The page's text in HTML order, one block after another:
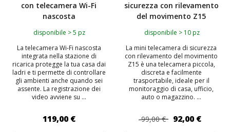
con telecamera Wi-Fi
nascosta
disponibile > 5 pz
La telecamera Wi-Fi nascosta
integrata nella stazione di
ricarica protegge la tua casa dai
ladri e ti permette di controllare
gli ambienti anche quando sei
assente. La registrazione dei
video avviene su ...
119,00 €
sicurezza con rilevamento
del movimento Z15
disponibile > 10 pz
La mini telecamera di sicurezza
con rilevamento del movimento
Z15 è una telecamera piccola,
discreta e facilmente
trasportabile, ideale per il
monitoraggio di casa, ufficio,
auto o magazzino. ...
99,00 € 92,00 €